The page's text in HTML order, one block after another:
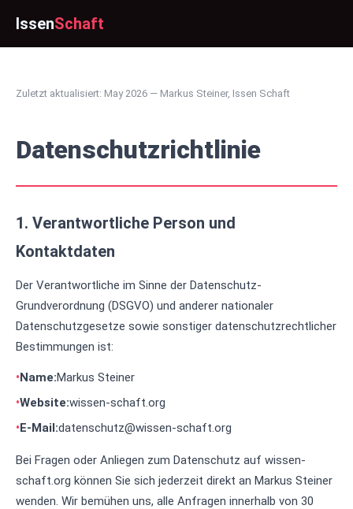
IssenSchaft
Zuletzt aktualisiert: May 2026 — Markus Steiner, Issen Schaft
Datenschutzrichtlinie
1. Verantwortliche Person und
Kontaktdaten
Der Verantwortliche im Sinne der Datenschutz-
Grundverordnung (DSGVO) und anderer nationaler
Datenschutzgesetze sowie sonstiger datenschutzrechtlicher
Bestimmungen ist:
Name:Markus Steiner
Website:wissen-schaft.org
E-Mail:datenschutz@wissen-schaft.org
Bei Fragen oder Anliegen zum Datenschutz auf wissen-
schaft.org können Sie sich jederzeit direkt an Markus Steiner
wenden. Wir bemühen uns, alle Anfragen innerhalb von 30